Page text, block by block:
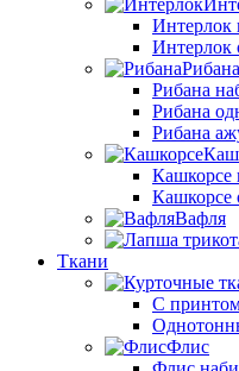
Интерлок
Интерлок
Рибана
Рибана
Рибана
Рибана
Кашкорсе
Кашкорсе
Вафля
Ткани
С
Флис